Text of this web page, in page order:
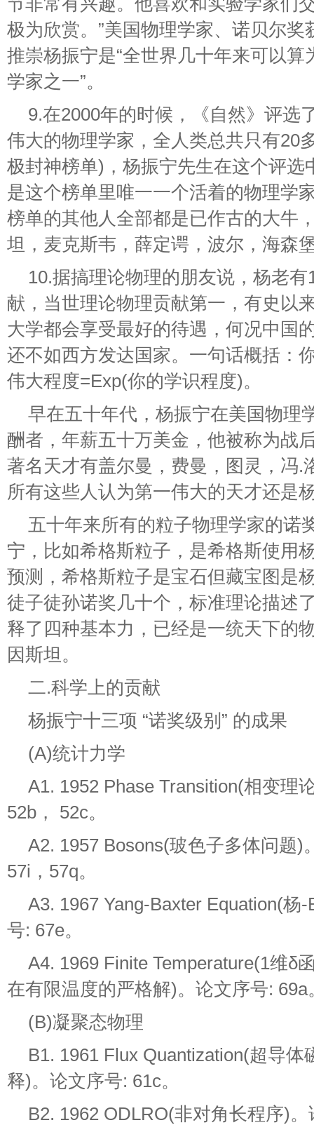
极为欣赏。”美国物理学家、诺贝尔奖
推崇杨振宁是“全世界几十年来可以
学家之一”。
9.在2000年的时候，《自然》评选
伟大的物理学家，全人类总共只有20
极封神榜单)，杨振宁先生在这个评选
是这个榜单里唯一一个活着的物理学
榜单的其他人全部都是已作古的大牛
坦，麦克斯韦，薛定谔，波尔，海
10.据搞理论物理的朋友说，杨老
献，当世理论物理贡献第一，有史以
大学都会享受最好的待遇，何况中国
还不如西方发达国家。一句话概括：
伟大程度=Exp(你的学识程度)。
早在五十年代，杨振宁在美国物理
酬者，年薪五十万美金，他被称为战
著名天才有盖尔曼，费曼，图灵，冯.
所有这些人认为第一伟大的天才还是
五十年来所有的粒子物理学家的诺
宁，比如希格斯粒子，是希格斯使用
预测，希格斯粒子是宝石但藏宝图是
徒子徒孙诺奖几十个，标准理论描述
释了四种基本力，已经是一统天下的
因斯坦。
二.科学上的贡献
杨振宁十三项 “诺奖级别” 的成果
(A)统计力学
A1. 1952 Phase Transition(相变理
52b， 52c。
A2. 1957 Bosons(玻色子多体问题)
57i，57q。
A3. 1967 Yang-Baxter Equation(杨
号: 67e。
A4. 1969 Finite Temperature(1维δ
在有限温度的严格解)。论文序号: 69a
(B)凝聚态物理
B1. 1961 Flux Quantization(超导体
释)。论文序号: 61c。
B2. 1962 ODLRO(非对角长程序)